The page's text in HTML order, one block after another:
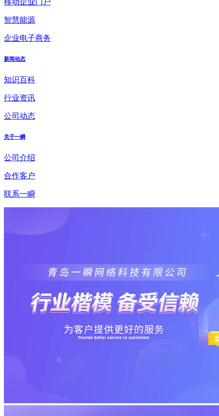
智慧能源
企业电子商务
新闻动态
知识百科
行业资讯
公司动态
关于一瞬
公司介绍
合作客户
联系一瞬